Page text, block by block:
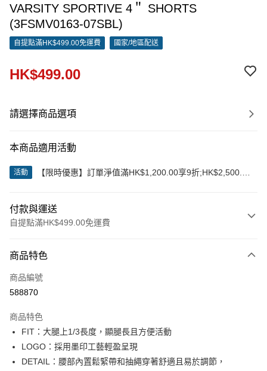
VARSITY SPORTIVE 4＂ SHORTS
(3FSMV0163-07SBL)
自提點滿HK$499.00免運費 國家/地區配送
HK$499.00
請選擇商品選項
本商品適用活動
活動
【限時優惠】訂單淨值滿HK$1,200.00享9折;HK$2,500.00
付款與運送
自提點滿HK$499.00免運費
信用卡
Apple Pay
AlipayHK
WeChat Pay
商品特色
商品編號
588870
商品特色
FIT：大腿上1/3長度，顯腿長且方便活動
LOGO：採用墨印工藝輕盈呈現
DETAIL：腰部內置鬆緊帶和抽繩穿著舒適且易於調節，